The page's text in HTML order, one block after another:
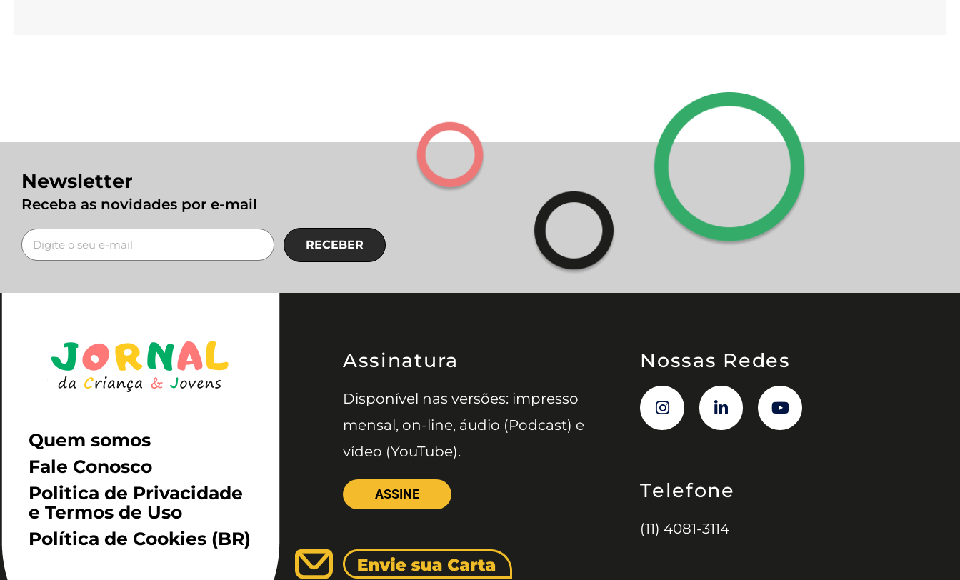
Newsletter
Receba as novidades por e-mail
RECEBER
Quem somos
Fale Conosco
Politica de Privacidade
e Termos de Uso
Política de Cookies (BR)
Assinatura
Disponível nas versões: impresso
mensal, on-line, áudio (Podcast) e
vídeo (YouTube).
ASSINE
Nossas Redes
Telefone
(11) 4081-3114